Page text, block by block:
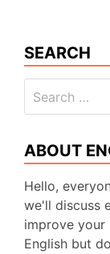
SEARCH
for:
ABOUT
Hello,
we'll discuss
improve your
English but